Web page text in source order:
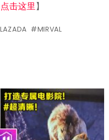
点击这里】
LAZADA
MIRVAL